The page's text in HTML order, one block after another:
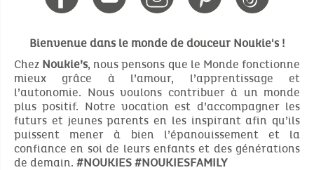
Bienvenue dans le monde de douceur Noukie's !
Chez Noukie’s, nous pensons que le Monde fonctionne
mieux grâce à l’amour, l’apprentissage et
l’autonomie. Nous voulons contribuer à un monde
plus positif. Notre vocation est d’accompagner les
futurs et jeunes parents en les inspirant afin qu’ils
puissent mener à bien l’épanouissement et la
confiance en soi de leurs enfants et des générations
de demain. #NOUKIES #NOUKIESFAMILY